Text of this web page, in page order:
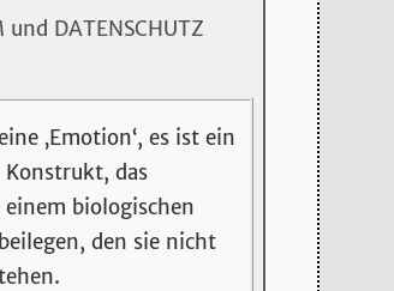
und DATENSCHUTZ
‚Emotion‘, es ist ein
Konstrukt, das
einem biologischen
den sie nicht